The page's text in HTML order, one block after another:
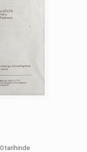
tarihinde